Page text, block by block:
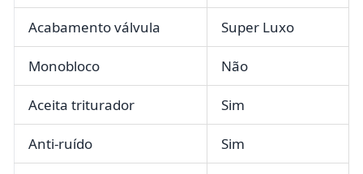
Acabamento válvula Super Luxo
Monobloco Não
Aceita triturador Sim
Anti-ruído Sim